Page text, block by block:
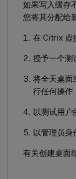
如果写入缓存
您将其分配给
在 Citrix 虚
授予一个测
将全天桌面
行任何操作
以测试用户
以管理员身
有关创建桌面